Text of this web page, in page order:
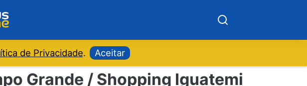
de Privacidade. Aceitar
Grande / Shopping Iguatemi